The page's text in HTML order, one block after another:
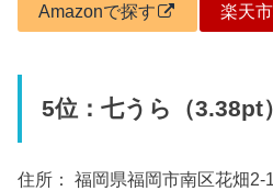
Amazonで探す 楽天
5位：七うら（3.38pt）
住所： 福岡県福岡市南区花畑2-